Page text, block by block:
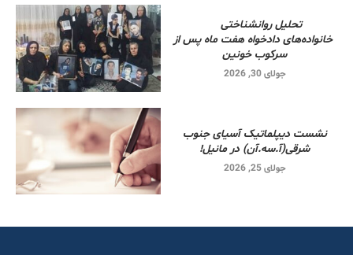
تحلیل روانشناختی
خانواده‌های دادخواه هفت ماه پس از
سرکوب خونین
جولای 30, 2026
نشست دیپلماتیک آسیای جنوب
شرقی‌(آ.سه.آن) در مانیل!
جولای 25, 2026